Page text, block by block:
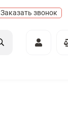
Заказать звонок